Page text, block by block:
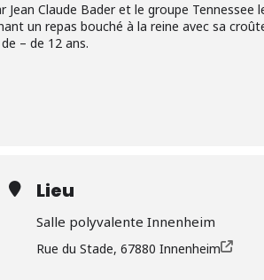
Jean Claude Bader et le groupe Tennessee
un repas bouché à la reine avec sa
– de 12 ans.
Lieu
Salle polyvalente Innenheim
Rue du Stade, 67880 Innenheim